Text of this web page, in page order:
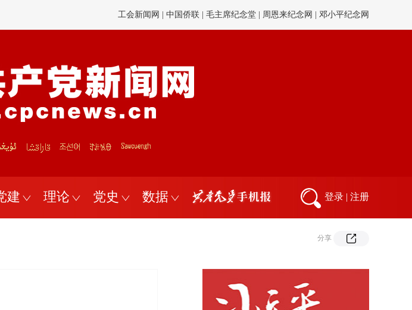
中国共产党历史和文献网 |中组部12380举报网|全国社科工作办 | 中国人事考试网
建 理论 党史 数据 登录 | 注册
分享